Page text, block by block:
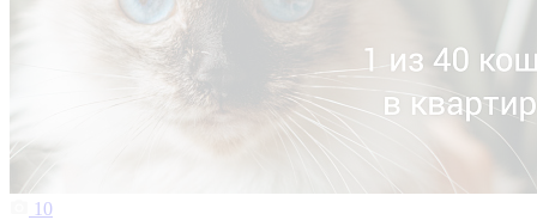
10